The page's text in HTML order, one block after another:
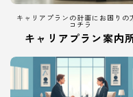
キャリアプランの計画にお困りの
コチラ
キャリアプラン案内